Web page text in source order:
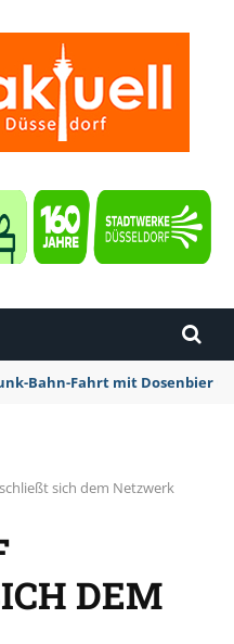
Bahn-Fahrt mit Dosenbier
sich dem Netzwerk
DEM N